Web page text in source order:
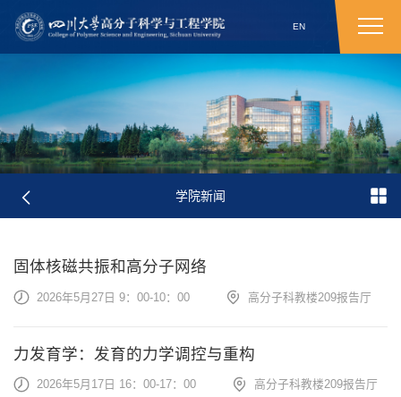
EN
学院新闻
固体核磁共振和高分子网络
2026年5月27日 9：00-10：00 高分子科教楼209报告厅
力发育学：发育的力学调控与重构
2026年5月17日 16：00-17：00 高分子科教楼209报告厅